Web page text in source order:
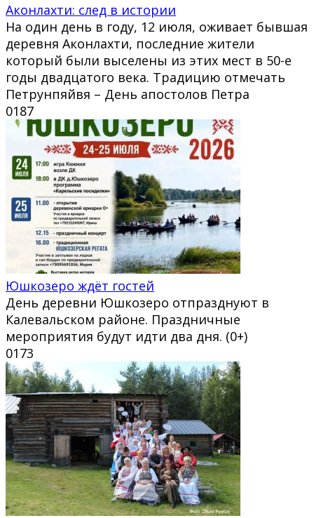
Аконлахти: след в истории
На один день в году, 12 июля, оживает бывшая
деревня Аконлахти, последние жители
который были выселены из этих мест в 50-е
годы двадцатого века. Традицию отмечать
Петрунпяйвя – День апостолов Петра
0187
Юшкозеро ждёт гостей
День деревни Юшкозеро отпразднуют в
Калевальском районе. Праздничные
мероприятия будут идти два дня. (0+)
0173